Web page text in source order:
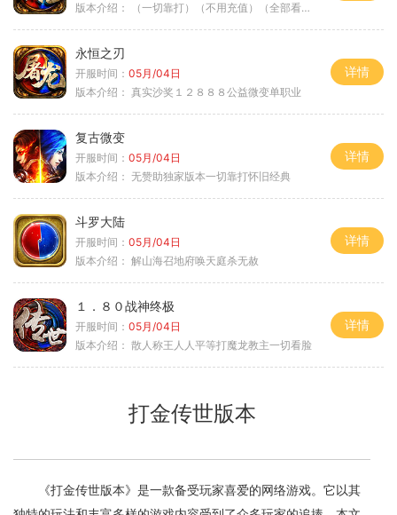
版本介绍：
（一切靠打）（不用充值）（全部看脸）
永恒之刃
开服时间： 05月/04日
版本介绍： 真实沙奖１２８８８公益微变单职业
详情
复古微变
开服时间： 05月/04日
版本介绍： 无赞助独家版本一切靠打怀旧经典
详情
斗罗大陆
开服时间： 05月/04日
版本介绍： 解山海召地府唤天庭杀无赦
详情
１．８０战神终极
开服时间： 05月/04日
版本介绍： 散人称王人人平等打魔龙教主一切看脸
详情
打金传世版本
《打金传世版本》是一款备受玩家喜爱的网络游戏。它以其